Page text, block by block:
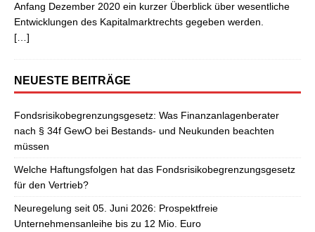
Anfang Dezember 2020 ein kurzer Überblick über wesentliche
Entwicklungen des Kapitalmarktrechts gegeben werden.
[…]
NEUESTE BEITRÄGE
Fondsrisikobegrenzungsgesetz: Was Finanzanlagenberater
nach § 34f GewO bei Bestands- und Neukunden beachten
müssen
Welche Haftungsfolgen hat das Fondsrisikobegrenzungsgesetz
für den Vertrieb?
Neuregelung seit 05. Juni 2026: Prospektfreie
Unternehmensanleihe bis zu 12 Mio. Euro